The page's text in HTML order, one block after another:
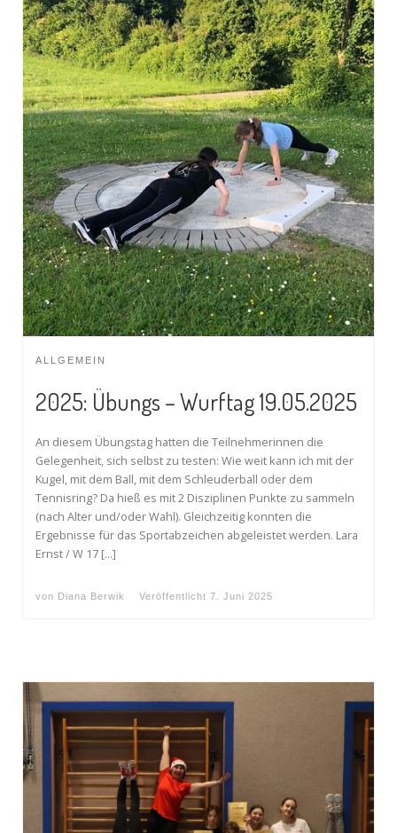
ALLGEMEIN
2025: Übungs – Wurftag 19.05.2025
An diesem Übungstag hatten die Teilnehmerinnen die
Gelegenheit, sich selbst zu testen: Wie weit kann ich mit der
Kugel, mit dem Ball, mit dem Schleuderball oder dem
Tennisring? Da hieß es mit 2 Disziplinen Punkte zu sammeln
(nach Alter und/oder Wahl). Gleichzeitig konnten die
Ergebnisse für das Sportabzeichen abgeleistet werden. Lara
Ernst / W 17 […]
von Diana Berwik Veröffentlicht 7. Juni 2025